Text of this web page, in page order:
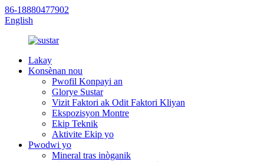
86-18880477902
English
Lakay
Konsènan nou
Pwofil Konpayi an
Glorye Sustar
Vizit Faktori ak Odit Faktori Kliyan
Ekspozisyon Montre
Ekip Teknik
Aktivite Ekip yo
Pwodwi yo
Mineral tras inòganik